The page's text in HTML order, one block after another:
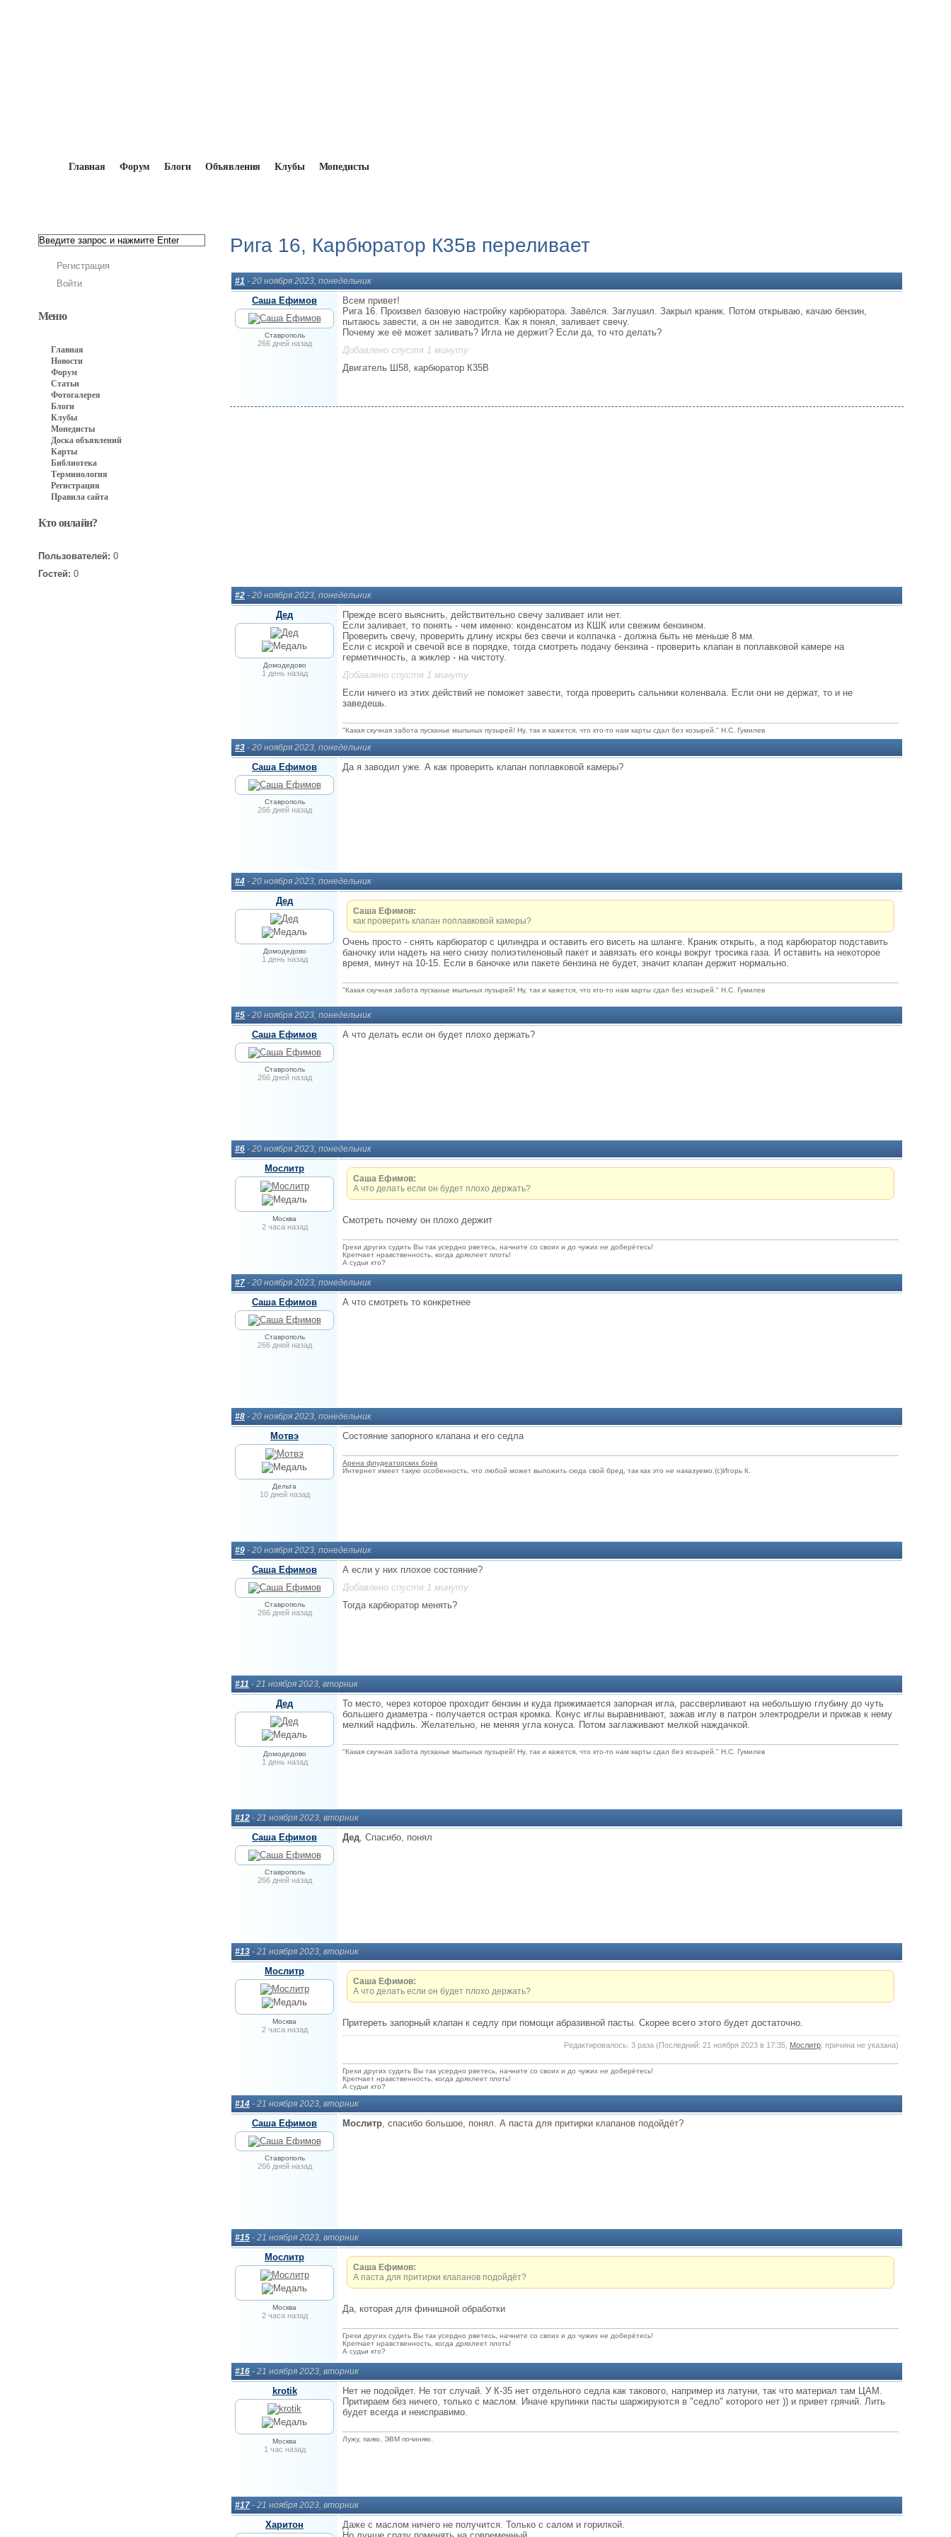
Главная Форум Блоги Объявления Клубы Мопедисты
Регистрация
Войти
Меню
Главная
Новости
Форум
Статьи
Фотогалерея
Блоги
Клубы
Мопедисты
Доска объявлений
Карты
Библиотека
Терминология
Регистрация
Правила сайта
Кто онлайн?
Пользователей: 0
Гостей: 0
Рига 16, Карбюратор К35в переливает
#1 - 20 ноября 2023, понедельник
Саша Ефимов
Ставрополь
266 дней назад
Всем привет!
Рига 16. Произвел базовую настройку карбюратора. Завёлся. Заглушил. Закрыл краник. Потом открываю, качаю бензин,
пытаюсь завести, а он не заводится. Как я понял, заливает свечу.
Почему же её может заливать? Игла не держит? Если да, то что делать?
Добавлено спустя 1 минуту
Двигатель Ш58, карбюратор К35В
#2 - 20 ноября 2023, понедельник
Дед
Домодедово
1 день назад
Прежде всего выяснить, действительно свечу заливает или нет.
Если заливает, то понять - чем именно: конденсатом из КШК или свежим бензином.
Проверить свечу, проверить длину искры без свечи и колпачка - должна быть не меньше 8 мм.
Если с искрой и свечой все в порядке, тогда смотреть подачу бензина - проверить клапан в поплавковой камере на
герметичность, а жиклер - на чистоту.
Добавлено спустя 1 минуту
Если ничего из этих действий не поможет завести, тогда проверить сальники коленвала. Если они не держат, то и не
заведешь.
"Какая скучная забота пусканье мыльных пузырей! Ну, так и кажется, что кто-то нам карты сдал без козырей." Н.С. Гумилев
#3 - 20 ноября 2023, понедельник
Саша Ефимов
Ставрополь
266 дней назад
Да я заводил уже. А как проверить клапан поплавковой камеры?
#4 - 20 ноября 2023, понедельник
Дед
Домодедово
1 день назад
Саша Ефимов:
как проверить клапан поплавковой камеры?
Очень просто - снять карбюратор с цилиндра и оставить его висеть на шланге. Краник открыть, а под карбюратор подставить
баночку или надеть на него снизу полиэтиленовый пакет и завязать его концы вокруг тросика газа. И оставить на некоторое
время, минут на 10-15. Если в баночке или пакете бензина не будет, значит клапан держит нормально.
"Какая скучная забота пусканье мыльных пузырей! Ну, так и кажется, что кто-то нам карты сдал без козырей." Н.С. Гумилев
#5 - 20 ноября 2023, понедельник
Саша Ефимов
Ставрополь
266 дней назад
А что делать если он будет плохо держать?
#6 - 20 ноября 2023, понедельник
Мослитр
Москва
2 часа назад
Саша Ефимов:
А что делать если он будет плохо держать?
Смотреть почему он плохо держит
Грехи других судить Вы так усердно рветесь, начните со своих и до чужих не доберётесь!
Крепчает нравственность, когда дряхлеет плоть!
А судьи кто?
#7 - 20 ноября 2023, понедельник
Саша Ефимов
Ставрополь
266 дней назад
А что смотреть то конкретнее
#8 - 20 ноября 2023, понедельник
Мотвэ
Дельта
10 дней назад
Состояние запорного клапана и его седла
Арена флудеаторских боёв
Интернет имеет такую особенность, что любой может выложить сюда свой бред, так как это не наказуемо.(с)Игорь К.
#9 - 20 ноября 2023, понедельник
Саша Ефимов
Ставрополь
266 дней назад
А если у них плохое состояние?
Добавлено спустя 1 минуту
Тогда карбюратор менять?
#11 - 21 ноября 2023, вторник
Дед
Домодедово
1 день назад
То место, через которое проходит бензин и куда прижимается запорная игла, рассверливают на небольшую глубину до чуть
большего диаметра - получается острая кромка. Конус иглы выравнивают, зажав иглу в патрон электродрели и прижав к нему
мелкий надфиль. Желательно, не меняя угла конуса. Потом заглаживают мелкой наждачкой.
"Какая скучная забота пусканье мыльных пузырей! Ну, так и кажется, что кто-то нам карты сдал без козырей." Н.С. Гумилев
#12 - 21 ноября 2023, вторник
Саша Ефимов
Ставрополь
266 дней назад
Дед, Спасибо, понял
#13 - 21 ноября 2023, вторник
Мослитр
Москва
2 часа назад
Саша Ефимов:
А что делать если он будет плохо держать?
Притереть запорный клапан к седлу при помощи абразивной пасты. Скорее всего этого будет достаточно.
Редактировалось: 3 раза (Последний: 21 ноября 2023 в 17:35, Мослитр: причина не указана)
Грехи других судить Вы так усердно рветесь, начните со своих и до чужих не доберётесь!
Крепчает нравственность, когда дряхлеет плоть!
А судьи кто?
#14 - 21 ноября 2023, вторник
Саша Ефимов
Ставрополь
266 дней назад
Мослитр, спасибо большое, понял. А паста для притирки клапанов подойдёт?
#15 - 21 ноября 2023, вторник
Мослитр
Москва
2 часа назад
Саша Ефимов:
А паста для притирки клапанов подойдёт?
Да, которая для финишной обработки
Грехи других судить Вы так усердно рветесь, начните со своих и до чужих не доберётесь!
Крепчает нравственность, когда дряхлеет плоть!
А судьи кто?
#16 - 21 ноября 2023, вторник
krotik
Москва
1 час назад
Нет не подойдет. Не тот случай. У К-35 нет отдельного седла как такового, например из латуни, так что материал там ЦАМ.
Притираем без ничего, только с маслом. Иначе крупинки пасты шаржируются в "седло" которого нет )) и привет грячий. Лить
будет всегда и неисправимо.
Лужу, паяю, ЭВМ починяю.
#17 - 21 ноября 2023, вторник
Харитон
Даже с маслом ничего не получится. Только с салом и горилкой.